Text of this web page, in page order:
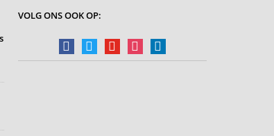
VOLG ONS OOK OP:
facebooktwitter youtubeinstagramlinkedin